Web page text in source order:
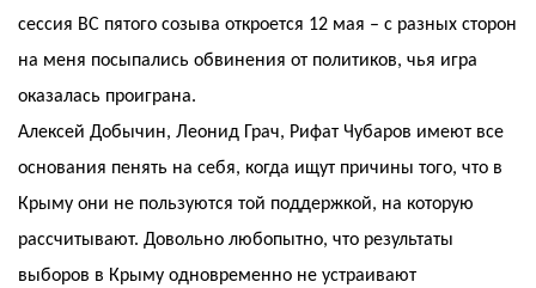
сессия ВС пятого созыва откроется 12 мая – с разных сторон
на меня посыпались обвинения от политиков, чья игра
оказалась проиграна.
Алексей Добычин, Леонид Грач, Рифат Чубаров имеют все
основания пенять на себя, когда ищут причины того, что в
Крыму они не пользуются той поддержкой, на которую
рассчитывают. Довольно любопытно, что результаты
выборов в Крыму одновременно не устраивают